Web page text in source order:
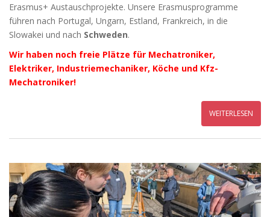
Erasmus+ Austauschprojekte. Unsere Erasmusprogramme
führen nach Portugal, Ungarn, Estland, Frankreich, in die
Slowakei und nach Schweden.
Wir haben noch freie Plätze für Mechatroniker,
Elektriker, Industriemechaniker, Köche und Kfz-
Mechatroniker!
WEITERLESEN